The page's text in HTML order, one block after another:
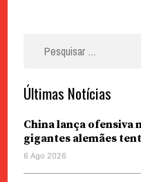
Últimas Notícias
China lança ofensiva
gigantes alemães
6 Ago 2026